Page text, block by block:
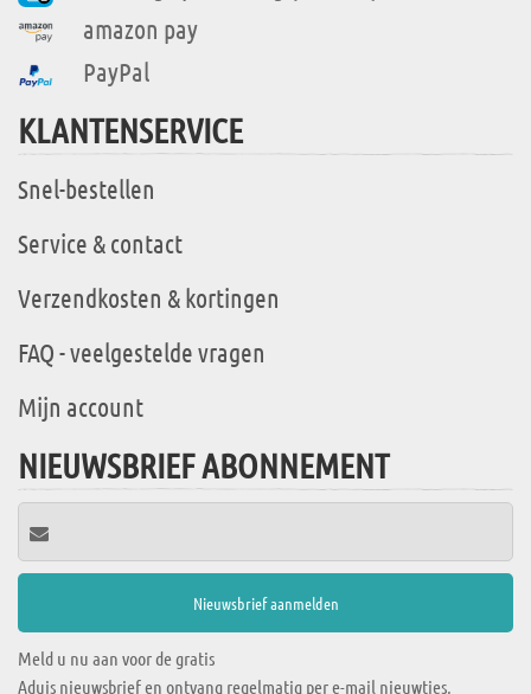
amazon pay
PayPal
KLANTENSERVICE
Snel-bestellen
Service & contact
Verzendkosten & kortingen
FAQ - veelgestelde vragen
Mijn account
NIEUWSBRIEF ABONNEMENT
Meld u nu aan voor de gratis
Aduis nieuwsbrief en ontvang regelmatig per e-mail nieuwtjes,